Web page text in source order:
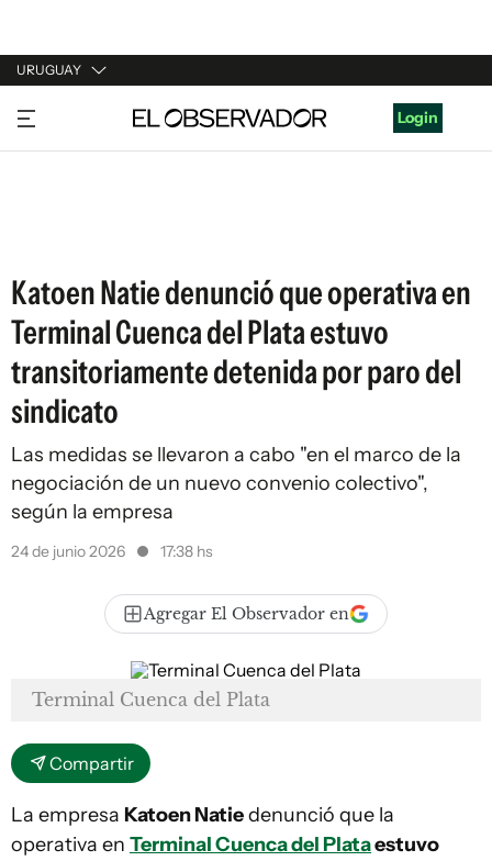
URUGUAY
URUGUAY
ARGENTINA
Login
Katoen Natie denunció que operativa en
Terminal Cuenca del Plata estuvo
transitoriamente detenida por paro del
sindicato
Las medidas se llevaron a cabo "en el marco de la
negociación de un nuevo convenio colectivo",
según la empresa
24 de junio 2026 17:38 hs
Agregar El Observador en
Terminal Cuenca del Plata
Compartir
La empresa Katoen Natiedenunció que la
operativa en Terminal Cuenca del Plataestuvo